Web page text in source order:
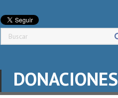
DONACIONES